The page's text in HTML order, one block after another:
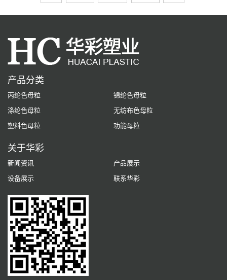
产品分类
丙纶色母粒
锦纶色母粒
涤纶色母粒
无纺布色母粒
塑料色母粒
功能母粒
关于华彩
新闻资讯
产品展示
设备展示
联系华彩